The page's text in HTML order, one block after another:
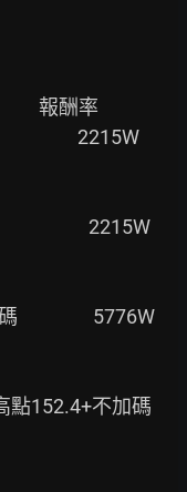
報酬率
2215W
2215W
5776W
點152.4+不加碼